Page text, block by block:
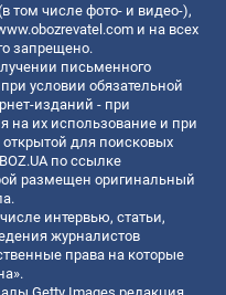
том числе фото- и видео-),
и на всех
запрещено.
письменного
условии обязательной
изданий - при
на их использование и при
для поисковых
по ссылке
размещен оригинальный
интервью, статьи,
журналистов
права на которые